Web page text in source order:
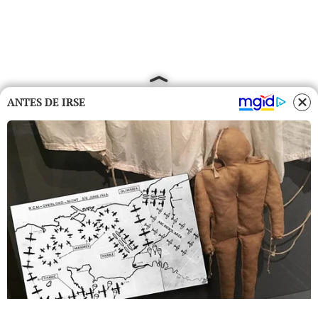
ANTES DE IRSE